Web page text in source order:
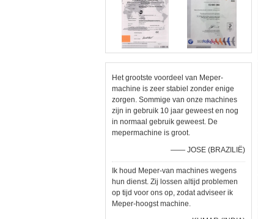
Het grootste voordeel van Meper-
machine is zeer stabiel zonder enige
zorgen. Sommige van onze machines
zijn in gebruik 10 jaar geweest en nog
in normaal gebruik geweest. De
mepermachine is groot.
—— JOSE (BRAZILIË)
Ik houd Meper-van machines wegens
hun dienst. Zij lossen altijd problemen
op tijd voor ons op, zodat adviseer ik
Meper-hoogst machine.